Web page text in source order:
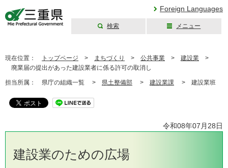
Foreign Languages
検索 メニュー
現在位置： トップページ > まちづくり > 公共事業 > 建設業 >
廃業届の提出があった建設業者に係る許可の取消し
担当所属： 県庁の組織一覧 > 県土整備部 > 建設業課 > 建設業班
令和08年07月28日
建設業のための広場